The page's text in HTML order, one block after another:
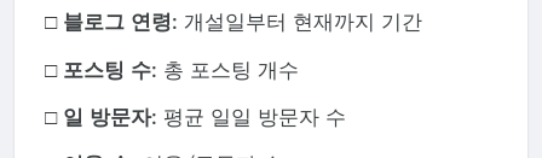
□ 블로그 연령: 개설일부터 현재까지 기간
□ 포스팅 수: 총 포스팅 개수
□ 일 방문자: 평균 일일 방문자 수